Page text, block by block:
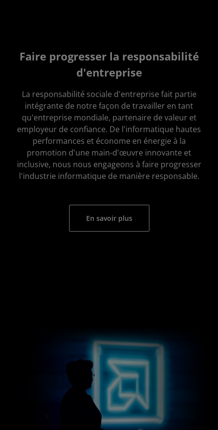
Faire progresser la responsabilité
d'entreprise
La responsabilité sociale d'entreprise fait partie
intégrante de notre façon de travailler en tant
qu'entreprise mondiale, partenaire de valeur et
employeur de confiance. De l'informatique hautes
performances et économe en énergie à la
promotion d'une main-d'œuvre innovante et
inclusive, nous nous engageons à faire progresser
l'industrie informatique de manière responsable.
En savoir plus